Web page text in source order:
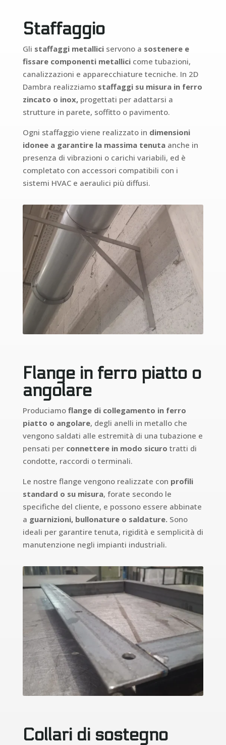
Staffaggio
Gli staffaggi metalliciservono a sostenere e
fissare componenti metallicicome tubazioni,
canalizzazioni e apparecchiature tecniche. In 2D
Dambra realizziamo staffaggi su misura in ferro
zincato o inox,progettati per adattarsi a
strutture in parete, soffitto o pavimento.
Ogni staffaggio viene realizzato in dimensioni
idonee a garantire la massima tenutaanche in
presenza di vibrazioni o carichi variabili, ed è
completato con accessori compatibili con i
sistemi HVAC e aeraulici più diffusi.
Flange in ferro piatto o
angolare
Produciamo flange di collegamento in ferro
piatto o angolare, degli anelli in metallo che
vengono saldati alle estremità di una tubazione e
pensati per connettere in modo sicuro tratti di
condotte, raccordi o terminali.
Le nostre flange vengono realizzate con profili
standard o su misura, forate secondo le
specifiche del cliente, e possono essere abbinate
a guarnizioni, bullonature o saldature.Sono
ideali per garantire tenuta, rigidità e semplicità di
manutenzione negli impianti industriali.
Collari di sostegno